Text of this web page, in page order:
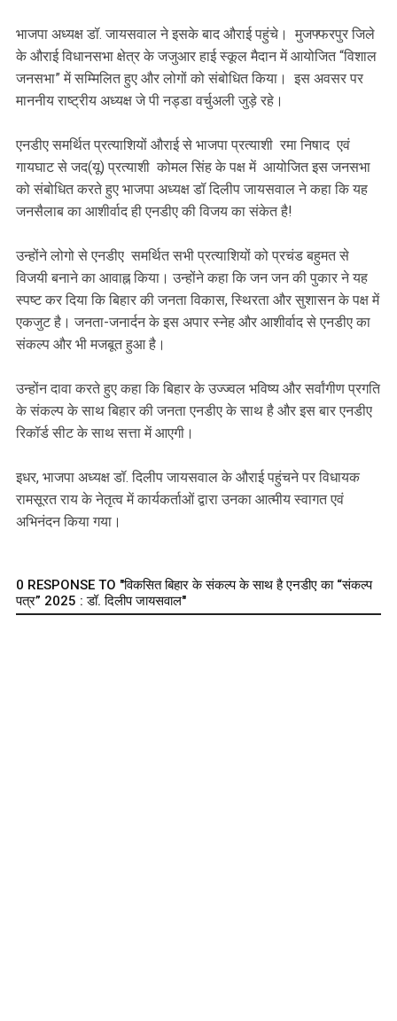
‎भाजपा अध्यक्ष डॉ. जायसवाल ने इसके बाद औराई पहुंचे। मुजफ्फरपुर जिले
के औराई विधानसभा क्षेत्र के जजुआर हाई स्कूल मैदान में आयोजित “विशाल
जनसभा” में सम्मिलित हुए और लोगों को संबोधित किया। इस अवसर पर
माननीय राष्ट्रीय अध्यक्ष जे पी नड्डा वर्चुअली जुड़े रहे।
‎एनडीए समर्थित प्रत्याशियों औराई से भाजपा प्रत्याशी रमा निषाद एवं
गायघाट से जद(यू) प्रत्याशी कोमल सिंह के पक्ष में आयोजित इस जनसभा
को संबोधित करते हुए भाजपा अध्यक्ष डॉ दिलीप जायसवाल ने कहा कि यह
जनसैलाब का आशीर्वाद ही एनडीए की विजय का संकेत है!
‎उन्होंने लोगो से एनडीए समर्थित सभी प्रत्याशियों को प्रचंड बहुमत से
विजयी बनाने का आवाह्न किया। उन्होंने कहा कि जन जन की पुकार ने यह
स्पष्ट कर दिया कि बिहार की जनता विकास, स्थिरता और सुशासन के पक्ष में
एकजुट है। जनता-जनार्दन के इस अपार स्नेह और आशीर्वाद से एनडीए का
संकल्प और भी मजबूत हुआ है।
‎उन्होंन दावा करते हुए कहा कि बिहार के उज्ज्वल भविष्य और सर्वांगीण प्रगति
के संकल्प के साथ बिहार की जनता एनडीए के साथ है और इस बार एनडीए
रिकॉर्ड सीट के साथ सत्ता में आएगी।
‎इधर, भाजपा अध्यक्ष डॉ. दिलीप जायसवाल के औराई पहुंचने पर विधायक
रामसूरत राय के नेतृत्व में कार्यकर्ताओं द्वारा उनका आत्मीय स्वागत एवं
अभिनंदन किया गया।
0 RESPONSE TO "विकसित बिहार के संकल्प के साथ है एनडीए का “संकल्प
पत्र” 2025 : डॉ. दिलीप जायसवाल"